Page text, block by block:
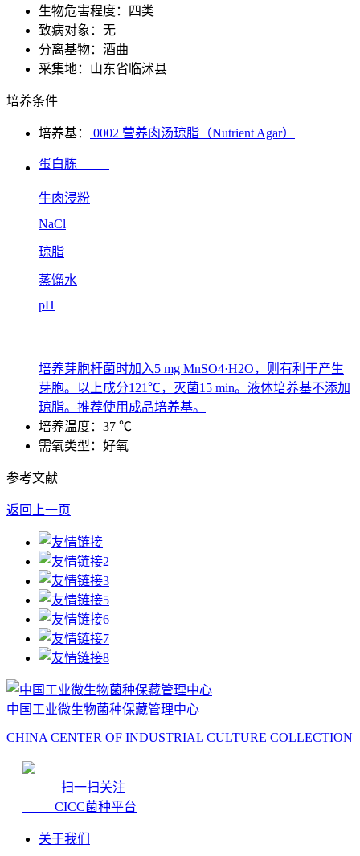
生物危害程度：四类
致病对象：无
分离基物：酒曲
采集地：山东省临沭县
培养条件
培养基： 0002 营养肉汤琼脂（Nutrient Agar）
蛋白胨
牛肉浸粉
NaCl
琼脂
蒸馏水
pH
培养芽胞杆菌时加入5 mg MnSO4·H2O，则有利于产生
芽胞。以上成分121℃，灭菌15 min。液体培养基不添加
琼脂。推荐使用成品培养基。
培养温度：37 ℃
需氧类型：好氧
参考文献
返回上一页
中国工业微生物菌种保藏管理中心
CHINA CENTER OF INDUSTRIAL CULTURE COLLECTION
扫一扫关注
CICC菌种平台
关于我们